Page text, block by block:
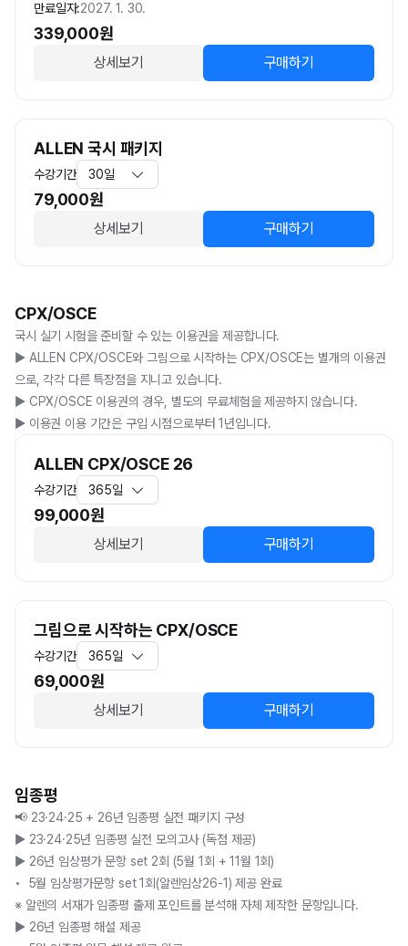
만료일자:2027. 1. 30.
339,000원
상세보기 구매하기
ALLEN 국시 패키지
수강기간 30일
79,000원
상세보기 구매하기
CPX/OSCE
국시 실기 시험을 준비할 수 있는 이용권을 제공합니다.
▶️ ALLEN CPX/OSCE와 그림으로 시작하는 CPX/OSCE는 별개의 이용권
으로, 각각 다른 특장점을 지니고 있습니다.
▶️ CPX/OSCE 이용권의 경우, 별도의 무료체험을 제공하지 않습니다.
▶️ 이용권 이용 기간은 구입 시점으로부터 1년입니다.
ALLEN CPX/OSCE 26
수강기간 365일
99,000원
상세보기 구매하기
그림으로 시작하는 CPX/OSCE
수강기간 365일
69,000원
상세보기 구매하기
임종평
📢 23·24·25 + 26년 임종평 실전 패키지 구성
▶ 23·24·25년 임종평 실전 모의고사 (독점 제공)
▶ 26년 임상평가 문항 set 2회 (5월 1회 + 11월 1회)
•  5월 임상평가문항 set 1회(알렌임상26-1) 제공 완료
※ 알렌의 서재가 임종평 출제 포인트를 분석해 자체 제작한 문항입니다.
▶ 26년 임종평 해설 제공